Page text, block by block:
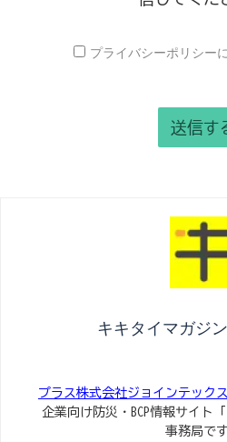
プライバシーポリシー
キキタイマガジ
プラス株式会社ジョインテック
企業向け防災・BCP情報サイト
事務局です